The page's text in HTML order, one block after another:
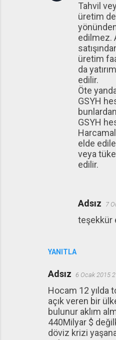
YANITLA
Tahvil
üretim
edilmez.
üretim
da
edilir.
Öte
GSYH
GSYH
elde
veya
edilir.
Adsız 7
teşekkür
Adsız 6 Ocak 2015
Hocam 12 yılda
açık veren bir
bulunur aklım
440Milyar $
döviz krizi